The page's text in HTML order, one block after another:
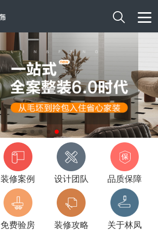

装修案例 设计团队 品质保障
免费验房 装修攻略 关于林凤